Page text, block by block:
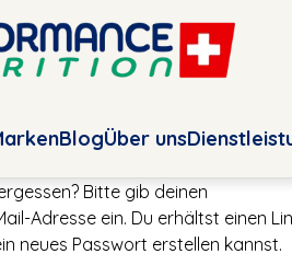
BlogÜber uns
Bitte gib deinen
Adresse ein. Du erhältst einen
neues Passwort erstellen kannst.